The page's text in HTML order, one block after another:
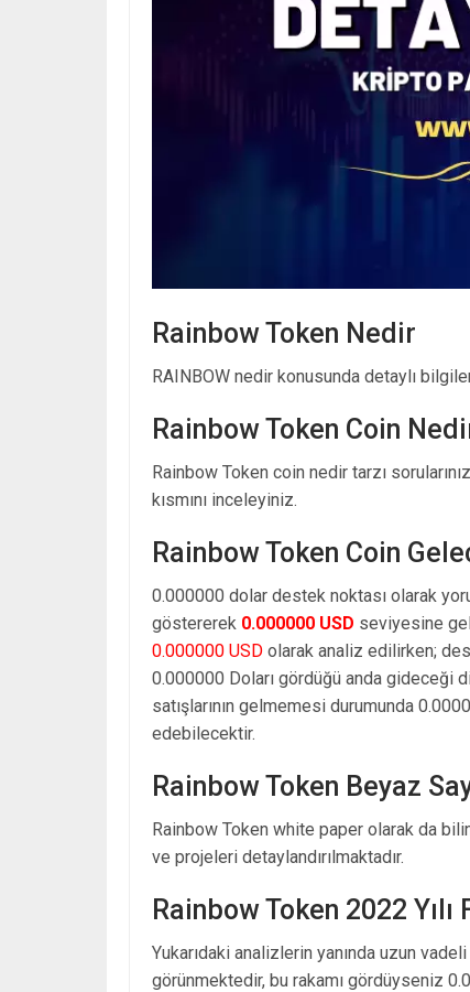
Rainbow Token Nedir
RAINBOW nedir konusunda detaylı
Rainbow Token Coin
Rainbow Token coin nedir tarzı
kısmını inceleyiniz.
Rainbow Token Coin
0.000000 dolar destek noktası olarak
göstererek 0.000000 USD seviyesine
0.000000 USD olarak analiz edilirken;
0.000000 Doları gördüğü anda gideceği
satışlarının gelmemesi durumunda
edebilecektir.
Rainbow Token Beyaz
Rainbow Token white paper olarak da
ve projeleri detaylandırılmaktadır.
Rainbow Token 2022
Yukarıdaki analizlerin yanında uzun
görünmektedir, bu rakamı gördüyseniz